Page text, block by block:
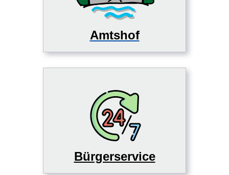
Amtshof
Bürgerservice